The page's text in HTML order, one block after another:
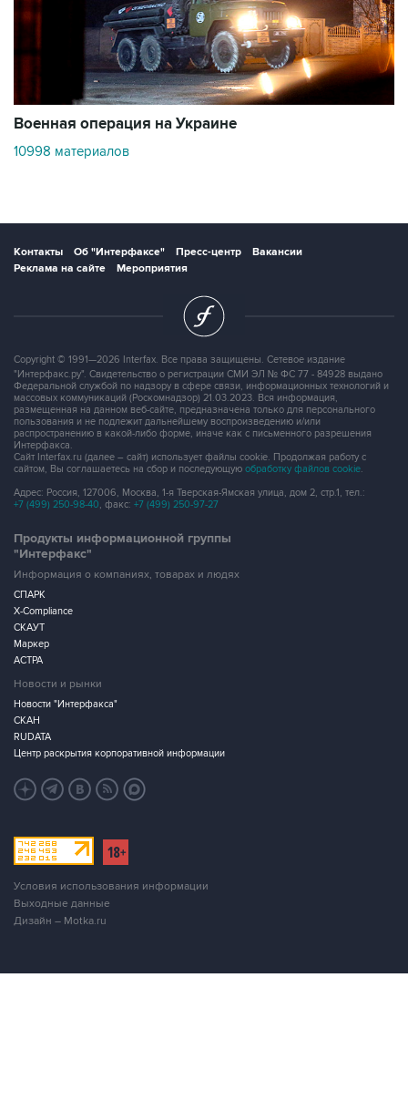
Военная операция на Украине
10998 материалов
Контакты Об "Интерфаксе" Пресс-центр
Вакансии
Реклама на сайте
Мероприятия
Copyright © 1991—2026 Interfax. Все права защищены. Сетевое издание
"Интерфакс.ру". Свидетельство о регистрации СМИ ЭЛ № ФС 77 - 84928 выдано
Федеральной службой по надзору в сфере связи, информационных технологий и
массовых коммуникаций (Роскомнадзор) 21.03.2023. Вся информация,
размещенная на данном веб-сайте, предназначена только для персонального
пользования и не подлежит дальнейшему воспроизведению и/или
распространению в какой-либо форме, иначе как с письменного разрешения
Интерфакса.
Сайт Interfax.ru (далее – сайт) использует файлы cookie. Продолжая работу с
сайтом, Вы соглашаетесь на сбор и последующую обработку файлов cookie.
Адрес: Россия, 127006, Москва, 1-я Тверская-Ямская улица, дом 2, стр.1, тел.:
+7 (499) 250-98-40, факс: +7 (499) 250-97-27
Продукты информационной группы
"Интерфакс"
Информация о компаниях, товарах и людях
СПАРК
X-Compliance
СКАУТ
Маркер
АСТРА
Новости и рынки
Новости "Интерфакса"
СКАН
RUDATA
Центр раскрытия корпоративной информации
Условия использования информации
Выходные данные
Дизайн – Motka.ru